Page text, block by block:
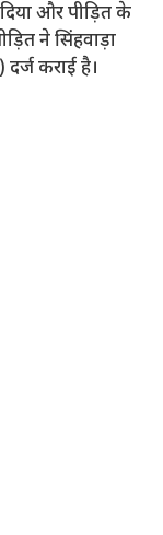
और पीड़ित के
ने सिंहवाड़ा
कराई है।